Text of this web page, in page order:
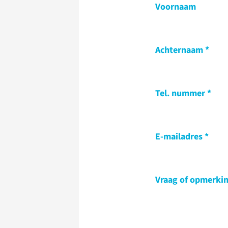
Voornaam
Achternaam
Tel. nummer
E-mailadres
Vraag of